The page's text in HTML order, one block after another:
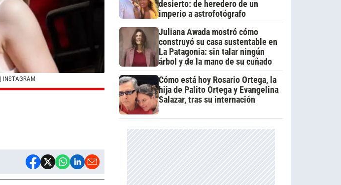
| INSTAGRAM
desierto: de heredero de un
imperio a astrofotógrafo
Juliana Awada mostró cómo
construyó su casa sustentable en
La Patagonia: sin talar ningún
árbol y de la mano de su cuñado
Cómo está hoy Rosario Ortega, la
hija de Palito Ortega y Evangelina
Salazar, tras su internación